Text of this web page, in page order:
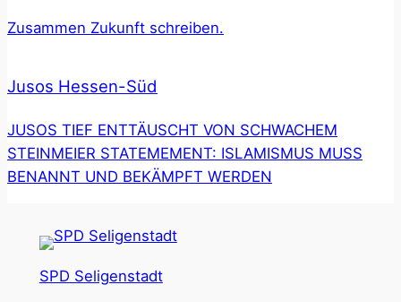
Zusammen Zukunft schreiben.
Jusos Hessen-Süd
JUSOS TIEF ENTTÄUSCHT VON SCHWACHEM
STEINMEIER STATEMEMENT: ISLAMISMUS MUSS
BENANNT UND BEKÄMPFT WERDEN
SPD Seligenstadt